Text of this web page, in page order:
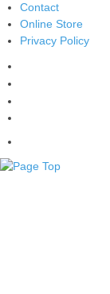
Contact
Online Store
Privacy Policy